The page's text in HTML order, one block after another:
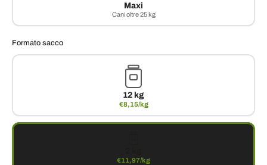
Maxi
Cani oltre 25 kg
Formato sacco
12 kg
€8,15/kg
€11,97/kg